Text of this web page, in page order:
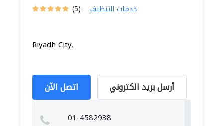
(5) خدمات التنظيف
Riyadh City,
اتصل الآن أرسل بريد الكتروني
01-4582938